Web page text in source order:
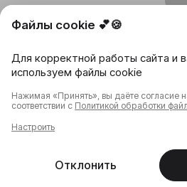
В корзину
Корзина
Файлы cookie 💕🍪
Для корректной работы сайта и
используем файлы cookie
Нажимая «Принять», вы даёте согласие
соответствии с Политикой обработки
Настроить
Отклонить